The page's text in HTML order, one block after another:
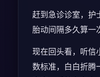
赶到急诊诊室，护
胎动间隔多久算一
现在回头看，听信
数标准，白白折腾